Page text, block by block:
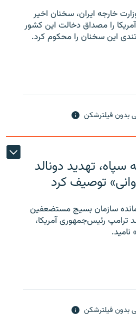
خارجه ایران، سخنان اخیر
را مصداق دخالت این کشور
تندی این سخنان را محکوم کرد.
بدون فیلترشکن
تهدید دونالد
توصیف کرد
سازمان بسیج مستضعفین
ترامپ رئیس‌جمهوری آمریکا،
نامید.
بدون فیلترشکن